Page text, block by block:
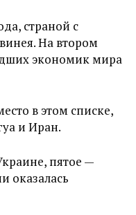
страной с
На втором
экономик мира
в этом списке,
и Иран.
пятое —
оказалась